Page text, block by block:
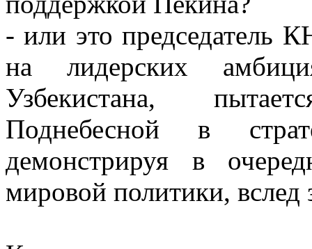
- или это председатель
на лидерских
Узбекистана,
Поднебесной в
демонстрируя в
мировой политики,